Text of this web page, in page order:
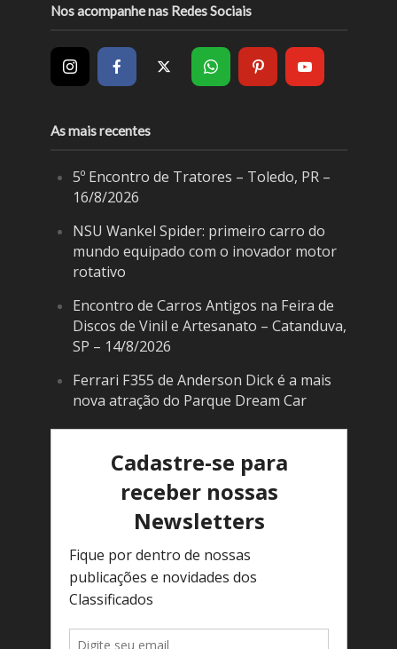
Nos acompanhe nas Redes Sociais
As mais recentes
5º Encontro de Tratores – Toledo, PR –
16/8/2026
NSU Wankel Spider: primeiro carro do
mundo equipado com o inovador motor
rotativo
Encontro de Carros Antigos na Feira de
Discos de Vinil e Artesanato – Catanduva,
SP – 14/8/2026
Ferrari F355 de Anderson Dick é a mais
nova atração do Parque Dream Car